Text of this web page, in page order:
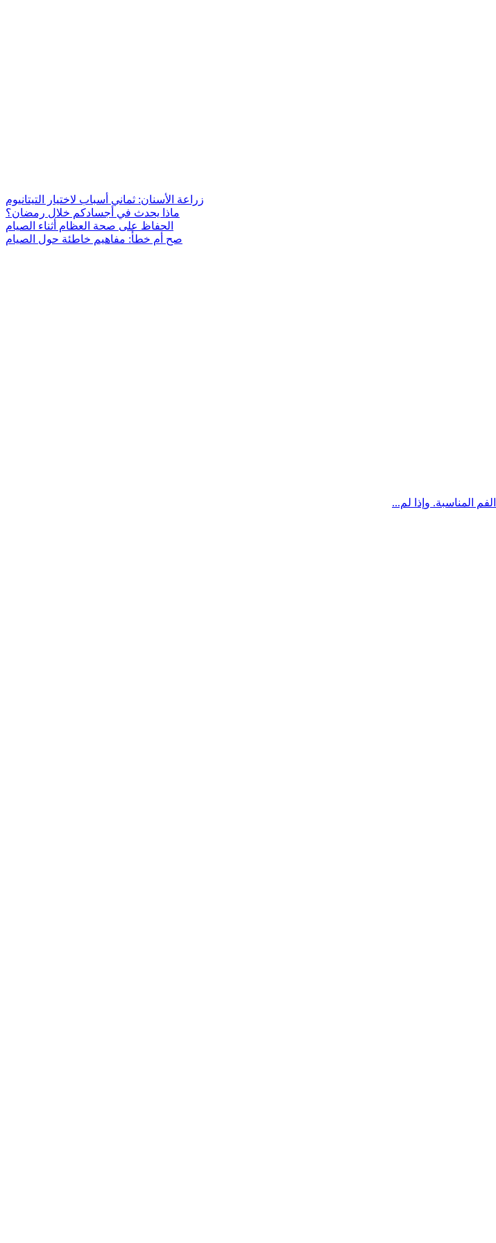
زراعة الأسنان: ثماني أسباب لاختيار التيتانيوم
ماذا يحدث في أجسادكم خلال رمضان؟
الحفاظ على صحة العظام أثناء الصيام
صح أم خطأ: مفاهيم خاطئة حول الصيام
المناسبة. وإذا لم...